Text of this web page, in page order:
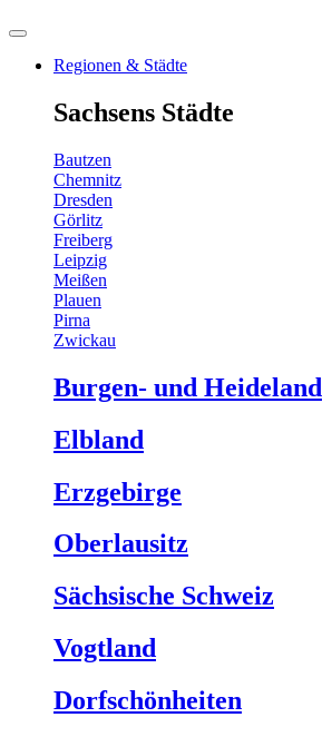
Regionen & Städte
Sachsens Städte
Bautzen
Chemnitz
Dresden
Görlitz
Freiberg
Leipzig
Meißen
Plauen
Pirna
Zwickau
Burgen- und Heideland
Elbland
Erzgebirge
Oberlausitz
Sächsische Schweiz
Vogtland
Dorfschönheiten